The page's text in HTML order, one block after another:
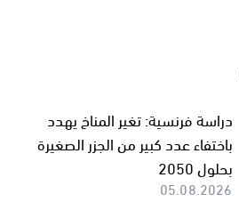
دراسة فرنسية: تغير المناخ يهدد
باختفاء عدد كبير من الجزر الصغيرة
بحلول 2050
05.08.2026